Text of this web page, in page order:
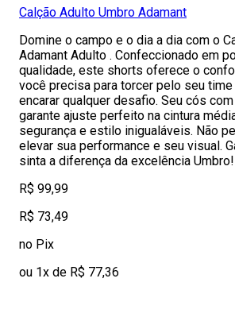
Calção Adulto Umbro Adamant
Domine o campo e o dia a dia com o
Adamant Adulto . Confeccionado em
qualidade, este shorts oferece o
você precisa para torcer pelo seu
encarar qualquer desafio. Seu cós
garante ajuste perfeito na cintura
segurança e estilo inigualáveis. Não
elevar sua performance e seu visual.
sinta a diferença da excelência Umbro!
R$ 99,99
R$ 73,49
no Pix
ou 1x de R$ 77,36